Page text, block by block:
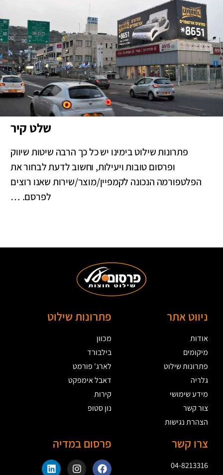
שלט קיר
פתרונות שילוט בימינו יש כל כך הרבה שיטות שיווק
ופרסום טובות ויעילות, וחשוב לדעת לבחור את
הפלטפורמה הנכונה לקמפיין/מוצר/שירות שאנו רוצים
לפרסם. …
ניווט אתר
אודות
מיקומים
פתרונות שילוט
גלריה
מידע שימושי
צור קשר
הצהרת נגישות
פתרונות שילוט
מכוון
בילבורד
לארג' פורמט
דאבל אימפקט
קירות
נון סטופ
צרו קשר
04-8213316
פרסום במדיה